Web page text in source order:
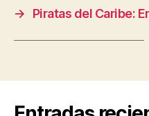
→
Piratas del Caribe: